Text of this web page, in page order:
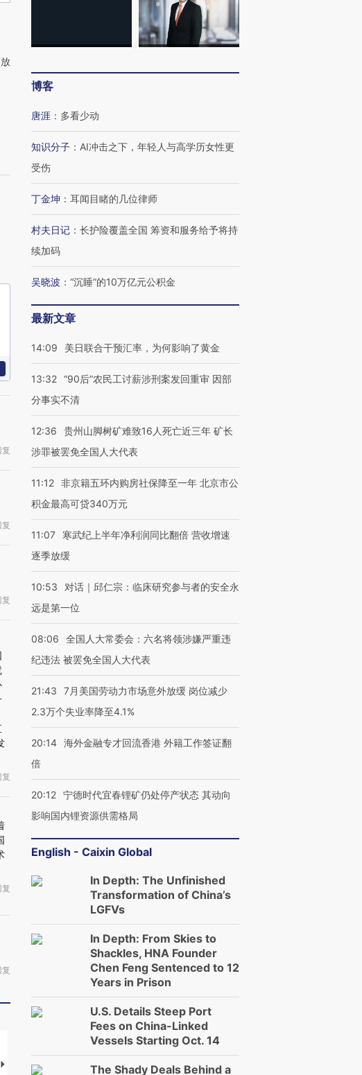
复
复
复
复
复
复
马航飞行员跨国走私7万
视线｜被称为“蟑螂”的印
视线｜“入侵”还是“人道危
博客
唐涯 ： 多看少动
知识分子 ： AI冲击之下，年轻人与高学历女性更
受伤
丁金坤 ： 耳闻目睹的几位律师
村夫日记 ： 长护险覆盖全国 筹资和服务给予将持
续加码
吴晓波 ： “沉睡”的10万亿元公积金
最新文章
14:09 美日联合干预汇率，为何影响了黄金
13:32 “90后”农民工讨薪涉刑案发回重审 因部
分事实不清
12:36
贵州山脚树矿难致16人死亡近三年 矿长
涉罪被罢免全国人大代表
11:12 非京籍五环内购房社保降至一年 北京市公
积金最高可贷340万元
11:07
寒武纪上半年净利润同比翻倍 营收增速
逐季放缓
10:53
对话｜邱仁宗：临床研究参与者的安全永
远是第一位
08:06
全国人大常委会：六名将领涉嫌严重违
纪违法 被罢免全国人大代表
21:43
7月美国劳动力市场意外放缓 岗位减少
2.3万个失业率降至4.1%
20:14 海外金融专才回流香港 外籍工作签证翻
倍
20:12 宁德时代宜春锂矿仍处停产状态 其动向
影响国内锂资源供需格局
English - Caixin Global
In Depth: The Unfinished
Transformation of China’s
LGFVs
In Depth: From Skies to
Shackles, HNA Founder
Chen Feng Sentenced to 12
Years in Prison
U.S. Details Steep Port
Fees on China-Linked
Vessels Starting Oct. 14
The Shady Deals Behind a